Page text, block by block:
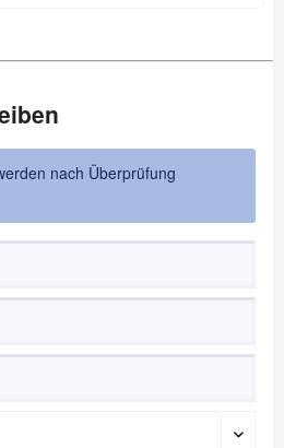
nach Überprüfung